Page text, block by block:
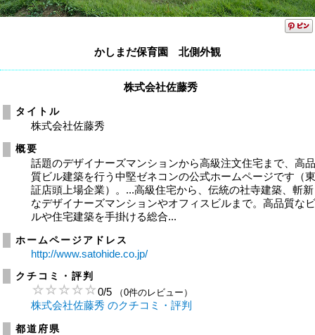
かしまだ保育園 北側外観
株式会社佐藤秀
タイトル
株式会社佐藤秀
概要
話題のデザイナーズマンションから高級注文住宅まで、高
質ビル建築を行う中堅ゼネコンの公式ホームページです（
証店頭上場企業）。...高級住宅から、伝統の社寺建築、斬新
なデザイナーズマンションやオフィスビルまで。高品質な
ルや住宅建築を手掛ける総合...
ホームページアドレス
http://www.satohide.co.jp/
クチコミ・評判
0/5 （0件のレビュー）
株式会社佐藤秀 のクチコミ・評判
都道府県